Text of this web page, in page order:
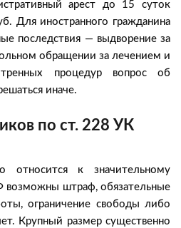
арест до 15 суток
Для иностранного гражданина
последствия — выдворение за
обращении за лечением и
процедур вопрос об
иначе.
по ст. 228 УК
относится к значительному
возможны штраф, обязательные
ограничение свободы либо
Крупный размер существенно